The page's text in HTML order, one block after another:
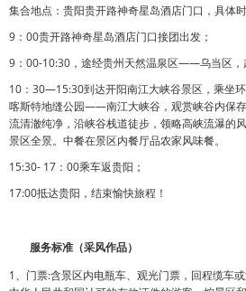
集合地点：贵阳贵开路神奇星岛酒店门口，具体
9：00贵开路神奇星岛酒店门口接团出发；
9：00-10:30，途经贵州天然温泉区——乌当区，
10：30—15:30到达开阳南江大峡谷景区，乘坐
喀斯特地缝公园——南江大峡谷，观赏峡谷内保
流清澈纯净，沿峡谷栈道徒步，领略高峡流瀑的
景区全景。中餐在景区内餐厅品农家风味餐。
15:30- 17：00乘车返贵阳；
17:00抵达贵阳，结束愉快旅程！
服务标准（采风作品）
1、门票:含景区内电瓶车、观光门票，回程缆车